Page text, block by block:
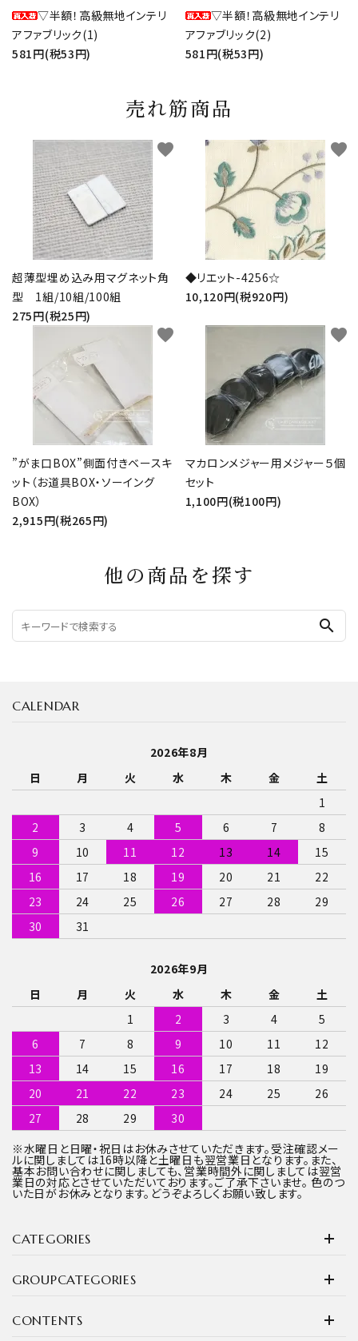
▽半額！高級無地インテリ
アファブリック(1)
581円(税53円)
▽半額！高級無地インテリ
アファブリック(2)
581円(税53円)
売れ筋商品
超薄型埋め込み用マグネット角
型 1組/10組/100組
275円(税25円)
favorite
◆リエット-4256☆
10,120円(税920円)
favorite
”がま口BOX”側面付きベースキ
ット（お道具BOX・ソーイング
BOX）
2,915円(税265円)
favorite
マカロンメジャー用メジャー５個
セット
1,100円(税100円)
favorite
他の商品を探す
search
CATEGORIES
GROUPCATEGORIES
CONTENTS
CALENDAR
2026年8月
日
月 火 水 木 金
土
1
2
3 4 5 6 7
8
9
10 11 12 13 14
15
16
17 18 19 20 21
22
23
24 25 26 27 28
29
30
31
2026年9月
日
月 火 水 木 金
土
1
2 3 4
5
6
7 8 9 10 11
12
13
14 15 16 17 18
19
20
21 22 23 24 25
26
27
28 29
30
※水曜日と日曜・祝日はお休みさせていただきます。受注確認メー
ルに関しましては16時以降と土曜日も翌営業日となります。また、
基本お問い合わせに関しましても、営業時間外に関しましては翌営
業日の対応とさせていただいております。ご了承下さいませ。 色のつ
いた日がお休みとなります。どうぞよろしくお願い致します。